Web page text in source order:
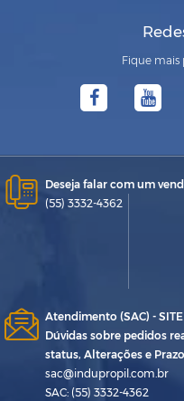
Fique mais
Deseja falar com um
(55) 3332-4362
Atendimento (SAC) - SITE
Dúvidas sobre pedidos
status, Alterações e
sac@indupropil.com.br
SAC: (55) 3332-4362